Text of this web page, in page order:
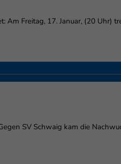
Freitag, 17. Januar, (20 Uhr)
SV Schwaig kam die